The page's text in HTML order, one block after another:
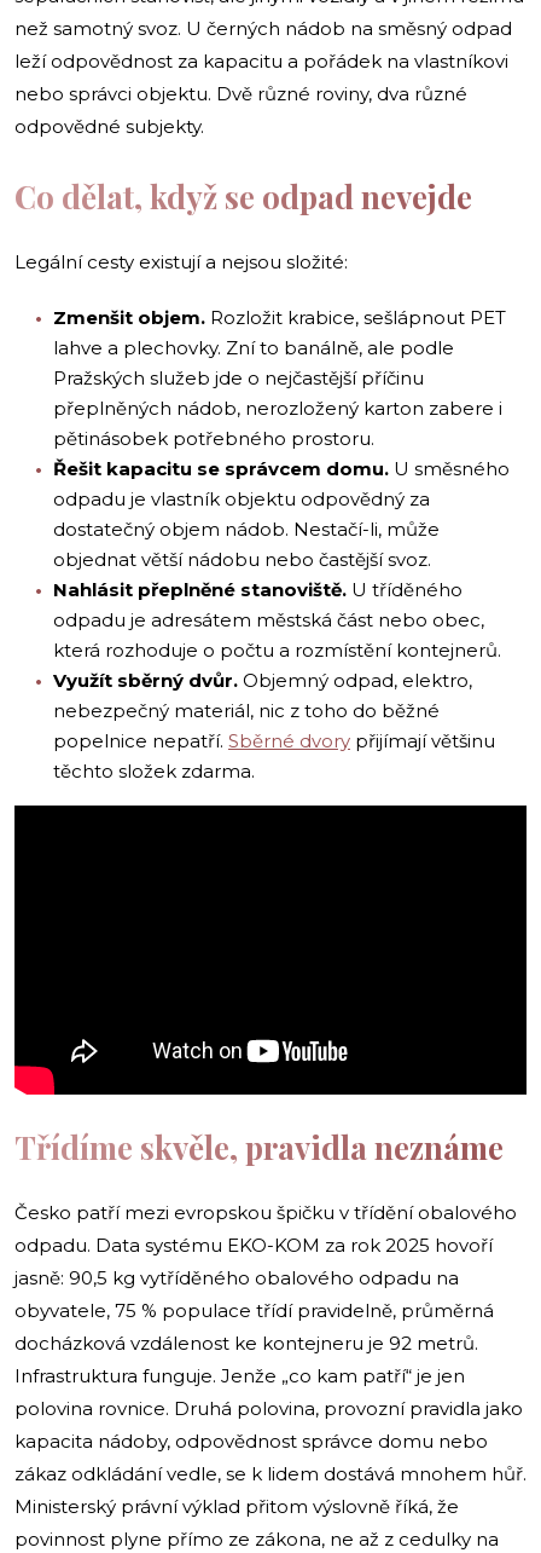
než samotný svoz. U černých nádob na směsný odpad
leží odpovědnost za kapacitu a pořádek na vlastníkovi
nebo správci objektu. Dvě různé roviny, dva různé
odpovědné subjekty.
Co dělat, když se odpad nevejde
Legální cesty existují a nejsou složité:
Zmenšit objem. Rozložit krabice, sešlápnout PET
lahve a plechovky. Zní to banálně, ale podle
Pražských služeb jde o nejčastější příčinu
přeplněných nádob, nerozložený karton zabere i
pětinásobek potřebného prostoru.
Řešit kapacitu se správcem domu. U směsného
odpadu je vlastník objektu odpovědný za
dostatečný objem nádob. Nestačí-li, může
objednat větší nádobu nebo častější svoz.
Nahlásit přeplněné stanoviště. U tříděného
odpadu je adresátem městská část nebo obec,
která rozhoduje o počtu a rozmístění kontejnerů.
Využít sběrný dvůr. Objemný odpad, elektro,
nebezpečný materiál, nic z toho do běžné
popelnice nepatří. Sběrné dvory přijímají většinu
těchto složek zdarma.
Třídíme skvěle, pravidla neznáme
Česko patří mezi evropskou špičku v třídění obalového
odpadu. Data systému EKO-KOM za rok 2025 hovoří
jasně: 90,5 kg vytříděného obalového odpadu na
obyvatele, 75 % populace třídí pravidelně, průměrná
docházková vzdálenost ke kontejneru je 92 metrů.
Infrastruktura funguje. Jenže „co kam patří“ je jen
polovina rovnice. Druhá polovina, provozní pravidla jako
kapacita nádoby, odpovědnost správce domu nebo
zákaz odkládání vedle, se k lidem dostává mnohem hůř.
Ministerský právní výklad přitom výslovně říká, že
povinnost plyne přímo ze zákona, ne až z cedulky na